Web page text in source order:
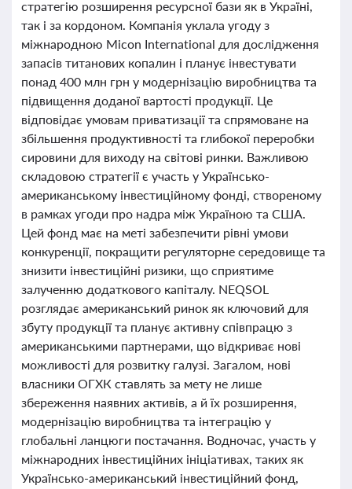
стратегію розширення ресурсної бази як в Україні,
так і за кордоном. Компанія уклала угоду з
міжнародною Micon International для дослідження
запасів титанових копалин і планує інвестувати
понад 400 млн грн у модернізацію виробництва та
підвищення доданої вартості продукції. Це
відповідає умовам приватизації та спрямоване на
збільшення продуктивності та глибокої переробки
сировини для виходу на світові ринки. Важливою
складовою стратегії є участь у Українсько-
американському інвестиційному фонді, створеному
в рамках угоди про надра між Україною та США.
Цей фонд має на меті забезпечити рівні умови
конкуренції, покращити регуляторне середовище та
знизити інвестиційні ризики, що сприятиме
залученню додаткового капіталу. NEQSOL
розглядає американський ринок як ключовий для
збуту продукції та планує активну співпрацю з
американськими партнерами, що відкриває нові
можливості для розвитку галузі. Загалом, нові
власники ОГХК ставлять за мету не лише
збереження наявних активів, а й їх розширення,
модернізацію виробництва та інтеграцію у
глобальні ланцюги постачання. Водночас, участь у
міжнародних інвестиційних ініціативах, таких як
Українсько-американський інвестиційний фонд,